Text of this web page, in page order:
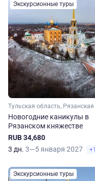
Экскурсионные туры
Новогодние каникулы в
Рязанском княжестве
RUB 34,680
3 дн. 3—5 января 2027 +1
Экскурсионные туры